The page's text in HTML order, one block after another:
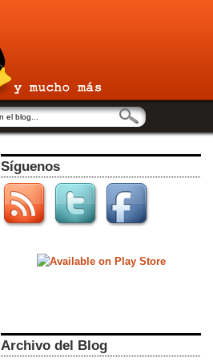
Síguenos
Archivo del Blog